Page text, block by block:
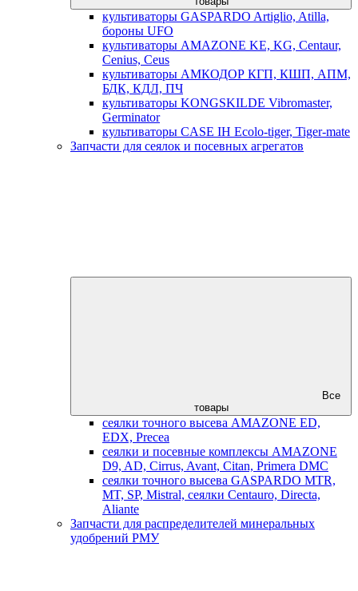
культиваторы GASPARDO Artiglio, Atilla,
бороны UFO
культиваторы AMAZONE KE, KG, Centaur,
Cenius, Ceus
культиваторы АМКОДОР КГП, КШП, АПМ,
БДК, КДЛ, ПЧ
культиваторы KONGSKILDE Vibromaster,
Germinator
культиваторы CASE IH Ecolo-tiger, Tiger-mate
Запчасти для сеялок и посевных агрегатов
Все
товары
сеялки точного высева AMAZONE ED,
EDX, Precea
сеялки и посевные комплексы AMAZONE
D9, AD, Cirrus, Avant, Citan, Primera DMC
сеялки точного высева GASPARDO MTR,
MT, SP, Mistral, сеялки Centauro, Directa,
Aliante
Запчасти для распределителей минеральных
удобрений РМУ